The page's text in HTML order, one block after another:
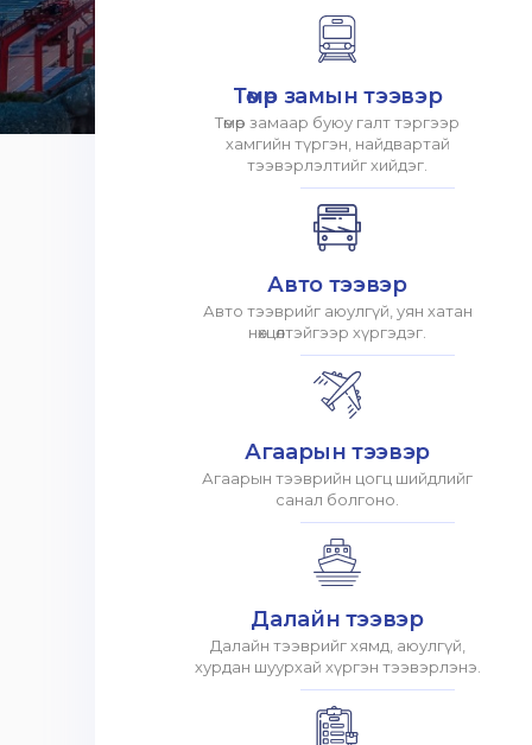
Төмөр замын тээвэр
Төмөр замаар буюу галт тэргээр
хамгийн түргэн, найдвартай
тээвэрлэлтийг хийдэг.
Авто тээвэр
Авто тээврийг аюулгүй, уян хатан
нөхцөлтэйгээр хүргэдэг.
Агаарын тээвэр
Агаарын тээврийн цогц шийдлийг
санал болгоно.
Далайн тээвэр
Далайн тээврийг хямд, аюулгүй,
хурдан шуурхай хүргэн тээвэрлэнэ.